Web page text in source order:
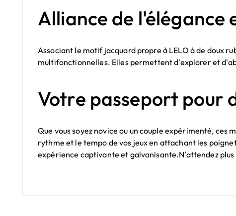
Alliance de
Associant le motif jacquard propre à LELO à de doux
multifonctionnelles. Elles permettent d'explorer et
Votre passeport pour
Que vous soyez novice ou un couple expérimenté,
rythme et le tempo de vos jeux en attachant les
expérience captivante et galvanisante.N'attendez plus